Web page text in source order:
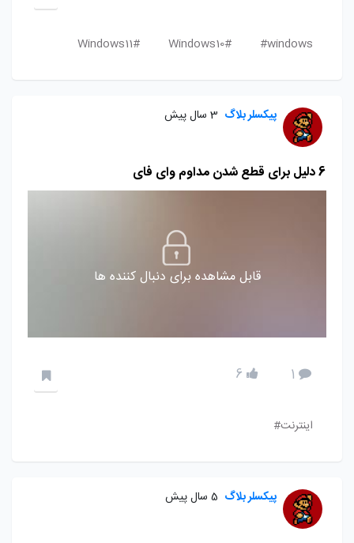
windows#
Windows10#
Windows11#
پیکسلر بلاگ 3 سال پیش
6 دلیل برای قطع شدن مداوم وای فای
قابل مشاهده برای دنبال کننده ها
1
6
اینترنت#
پیکسلر بلاگ 5 سال پیش